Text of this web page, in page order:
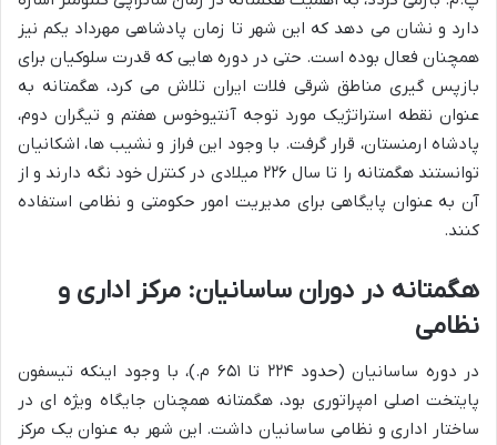
دارد و نشان می دهد که این شهر تا زمان پادشاهی مهرداد یکم نیز
همچنان فعال بوده است. حتی در دوره هایی که قدرت سلوکیان برای
بازپس گیری مناطق شرقی فلات ایران تلاش می کرد، هگمتانه به
عنوان نقطه استراتژیک مورد توجه آنتیوخوس هفتم و تیگران دوم،
پادشاه ارمنستان، قرار گرفت. با وجود این فراز و نشیب ها، اشکانیان
توانستند هگمتانه را تا سال ۲۲۶ میلادی در کنترل خود نگه دارند و از
آن به عنوان پایگاهی برای مدیریت امور حکومتی و نظامی استفاده
کنند.
هگمتانه در دوران ساسانیان: مرکز اداری و
نظامی
در دوره ساسانیان (حدود ۲۲۴ تا ۶۵۱ م.)، با وجود اینکه تیسفون
پایتخت اصلی امپراتوری بود، هگمتانه همچنان جایگاه ویژه ای در
ساختار اداری و نظامی ساسانیان داشت. این شهر به عنوان یک مرکز